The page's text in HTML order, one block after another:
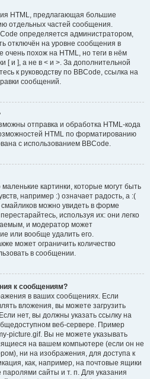
HTML, предлагающая большие
отдельных частей сообщения.
определяется администратором,
отключён на уровне сообщения в
очень похож на HTML, но теги в нём
[ и ], а не в < и >. За дополнительной
к руководству по BBCode, ссылка на
сообщений.
отправка и обработка HTML-кода
HTML по форматированию
с использованием BBCode.
картинки, которые могут быть
например :) означает радость, а :(
можно увидеть в форме
используя их: они легко
и модератор может
или вообще удалить его.
может ограничить количество
в сообщении.
к сообщениям?
в ваших сообщениях. Если
вложения, вы можете загрузить
нет, вы должны указать ссылку на
веб-сервере. Пример
picture.gif. Вы не можете указывать
на вашем компьютере (если он не
ни на изображения, для доступа к
как, например, на почтовые ящики
сайты и т. п. Для указания